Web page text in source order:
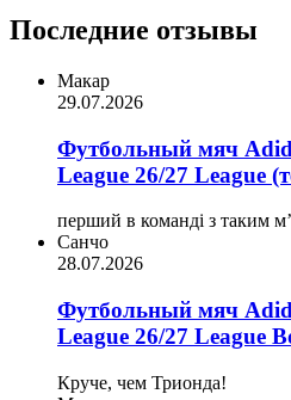
Последние отзывы
Макар
29.07.2026
Футбольный мяч
League 26/27 League
перший в команді з таким
Санчо
28.07.2026
Футбольный мяч
League 26/27 League
Круче, чем Трионда!